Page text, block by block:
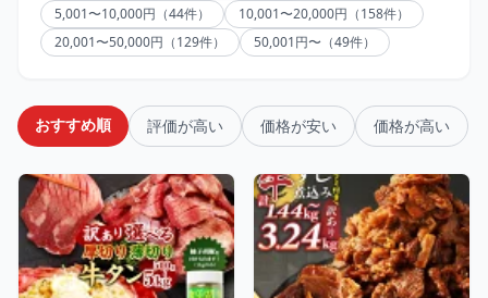
5,001〜10,000円（44件）
10,001〜20,000円（158件）
20,001〜50,000円（129件）
50,001円〜（49件）
おすすめ順 評価が高い 価格が安い 価格が高い